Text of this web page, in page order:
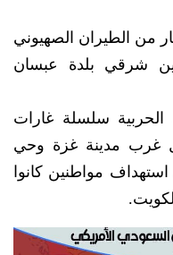
من الطيران الصهيوني
شرقي بلدة عبسان
الحربية سلسلة غارات
غرب مدينة غزة وحي
مواطنين كانوا